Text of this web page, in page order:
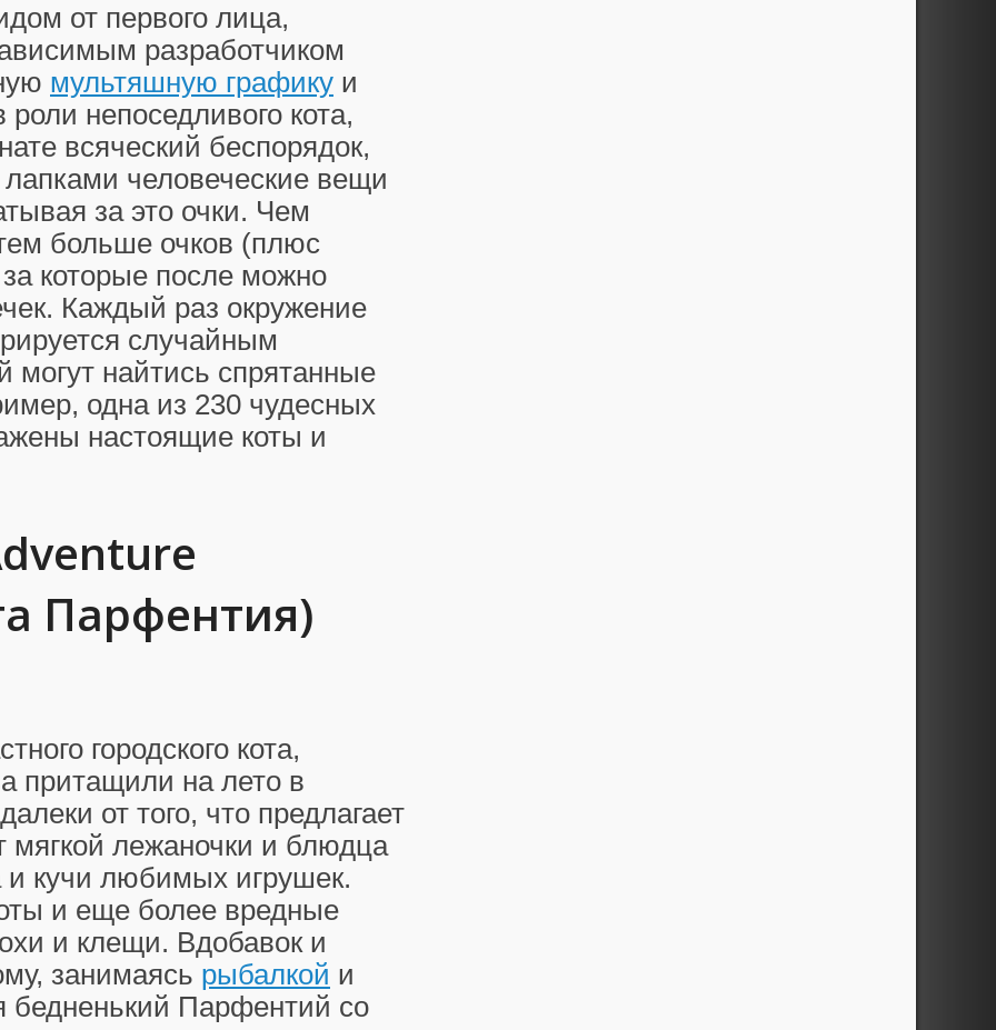
от первого лица,
разработчиком
мультяшную графику и
непоседливого кота,
всяческий беспорядок,
человеческие вещи
за это очки. Чем
больше очков (плюс
которые после можно
Каждый раз окружение
случайным
найтись спрятанные
одна из 230 чудесных
настоящие коты и
Парфентия)
городского кота,
притащили на лето в
от того, что предлагает
мягкой лежаночки и блюдца
и кучи любимых игрушек.
и еще более вредные
и клещи. Вдобавок и
занимаясь рыбалкой и
бедненький Парфентий со